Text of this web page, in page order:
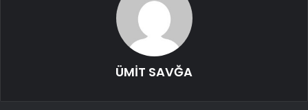
ÜMİT SAVĞA